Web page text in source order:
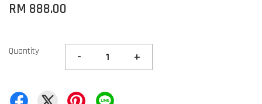
RM 888.00
Quantity - +